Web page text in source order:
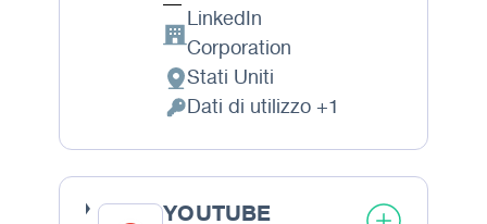
Azienda:
LinkedIn
Corporation
Luogo del trattamento:
Stati Uniti
Dati Personali trattati:
Dati di utilizzo +1
YOUTUBE